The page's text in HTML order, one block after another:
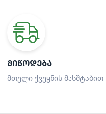
ᲛᲘᲬᲝᲓᲔᲑᲐ
მთელი ქვეყნის მასშტაბით